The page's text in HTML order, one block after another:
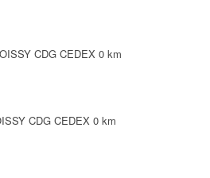
CDG CEDEX 0 km
CDG CEDEX 0 km